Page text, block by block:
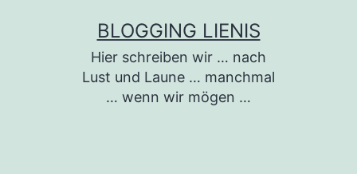
BLOGGING LIENIS
Hier schreiben wir … nach
Lust und Laune … manchmal
… wenn wir mögen …